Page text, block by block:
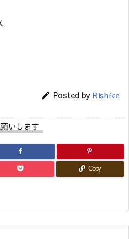
 Posted by Rishfee
いします
Copy